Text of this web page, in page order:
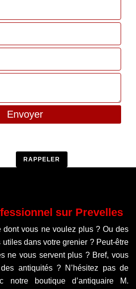
sur Prevelles
dont vous ne voulez plus ? Ou des
dans votre grenier ? Peut-être
ne vous servent plus ? Bref, vous
antiquités ? N’hésitez pas de
notre boutique d’antiquaire M.